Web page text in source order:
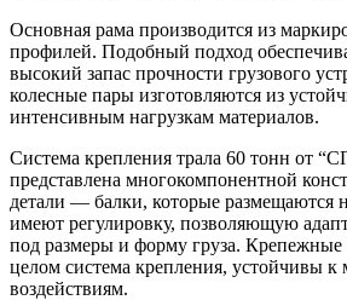
Основная рама производится из
профилей. Подобный подход
высокий запас прочности грузового
колесные пары изготовляются из
интенсивным нагрузкам материалов.
Система крепления трала 60 тонн
представлена многокомпонентной
детали — балки, которые размещаются
имеют регулировку, позволяющую
под размеры и форму груза.
целом система крепления, устойчивы к
воздействиям.